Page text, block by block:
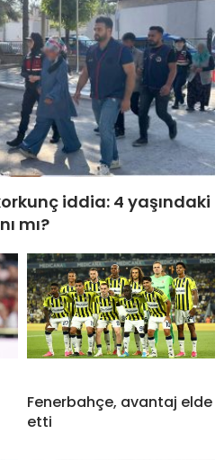
iddia: 4 yaşındaki
mı?
Fenerbahçe, avantaj elde
etti